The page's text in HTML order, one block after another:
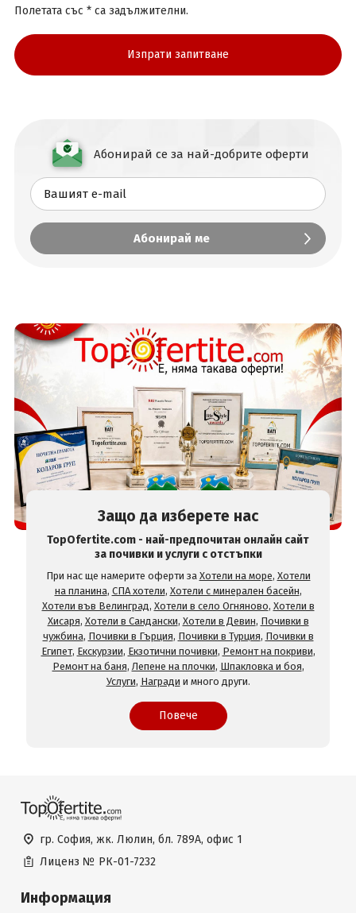
Полетата със * са задължителни.
Абонирай се за най-добрите оферти
Защо да изберете нас
TopOfertite.com - най-предпочитан онлайн сайт
за почивки и услуги с отстъпки
При нас ще намерите оферти за Хотели на море, Хотели
на планина, СПА хотели, Хотели с минерален басейн,
Хотели във Велинград, Хотели в село Огняново, Хотели в
Хисаря, Хотели в Сандански, Хотели в Девин, Почивки в
чужбина, Почивки в Гърция, Почивки в Турция, Почивки в
Египет, Екскурзии, Екзотични почивки, Ремонт на покриви,
Ремонт на баня, Лепене на плочки, Шпакловка и боя,
Услуги, Награди и много други.
Повече
гр. София, жк. Люлин, бл. 789А, офис 1
Лиценз № РК-01-7232
Информация